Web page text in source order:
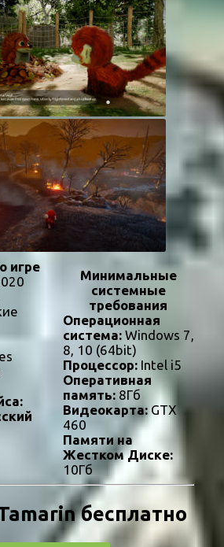
игре
Минимальные
системные
требования
Операционная
система:Windows 7,
8, 10 (64bit)
Процессор:Intel i5
Оперативная
память:8Гб
Видеокарта:GTX
460
Памяти на
Жестком Диске:
10Гб
бесплатно